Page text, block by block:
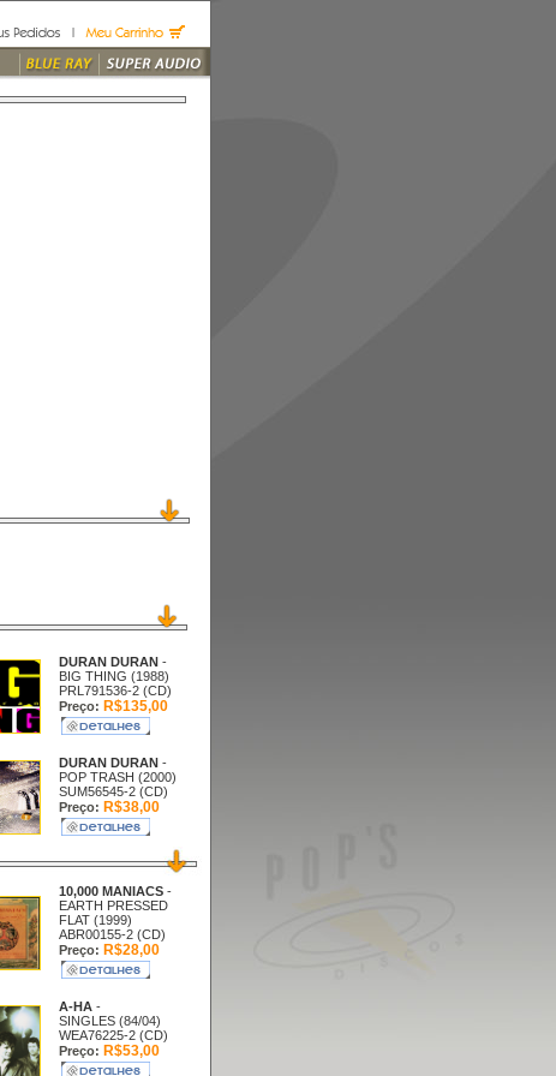
DURAN DURAN -
BIG THING (1988)
PRL791536-2 (CD)
Preço: R$135,00
DURAN DURAN -
POP TRASH (2000)
SUM56545-2 (CD)
Preço: R$38,00
10,000 MANIACS -
EARTH PRESSED
FLAT (1999)
ABR00155-2 (CD)
Preço: R$28,00
A-HA -
SINGLES (84/04)
WEA76225-2 (CD)
Preço: R$53,00